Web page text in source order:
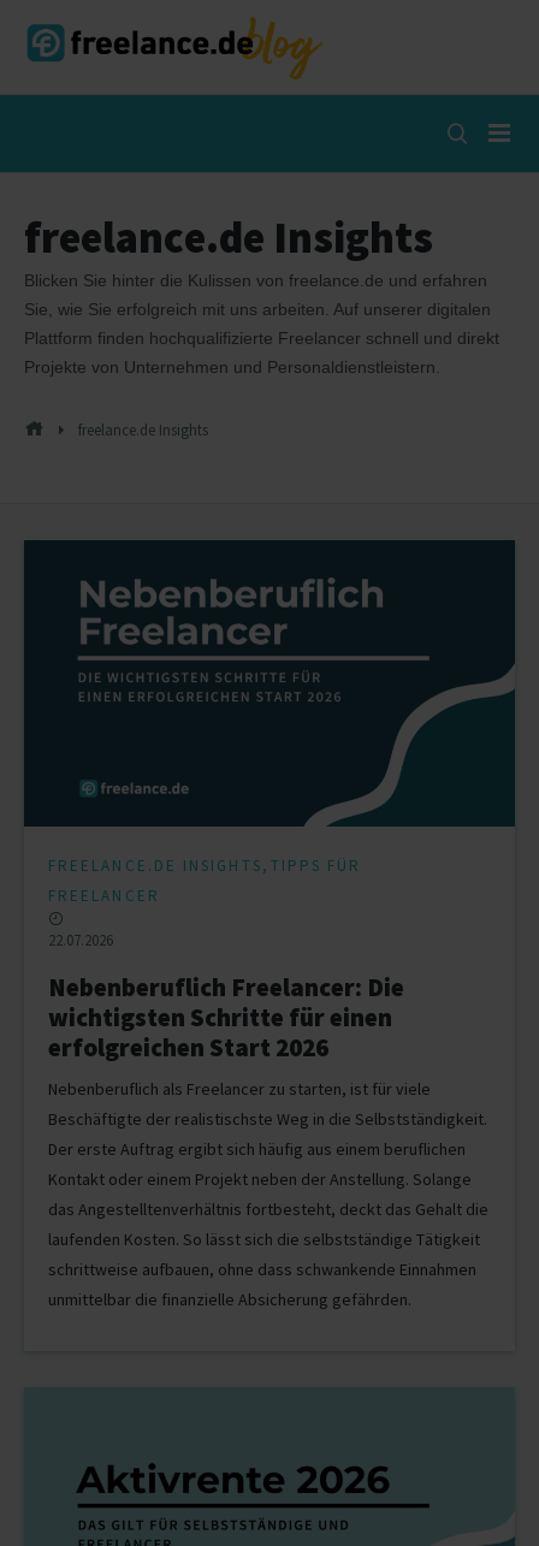
Open
Popup
freelance.de Insights
freelance.de Insights
Blicken Sie hinter die Kulissen von freelance.de und erfahren
Sie, wie Sie erfolgreich mit uns arbeiten. Auf unserer digitalen
Plattform finden hochqualifizierte Freelancer schnell und direkt
Projekte von Unternehmen und Personaldienstleistern.
FREELANCE.DE INSIGHTS, TIPPS FÜR
FREELANCER
22.07.2026
Nebenberuflich Freelancer: Die
wichtigsten Schritte für einen
erfolgreichen Start 2026
Nebenberuflich als Freelancer zu starten, ist für viele
Beschäftigte der realistischste Weg in die Selbstständigkeit.
Der erste Auftrag ergibt sich häufig aus einem beruflichen
Kontakt oder einem Projekt neben der Anstellung. Solange
das Angestelltenverhältnis fortbesteht, deckt das Gehalt die
laufenden Kosten. So lässt sich die selbstständige Tätigkeit
schrittweise aufbauen, ohne dass schwankende Einnahmen
unmittelbar die finanzielle Absicherung gefährden.